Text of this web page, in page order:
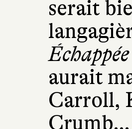
serait
Échappée
aurait
Carroll,
Crumb…